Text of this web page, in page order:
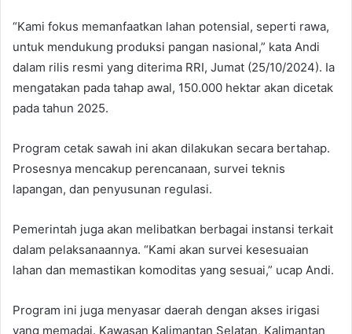
“Kami fokus memanfaatkan lahan potensial, seperti rawa,
untuk mendukung produksi pangan nasional,” kata Andi
dalam rilis resmi yang diterima RRI, Jumat (25/10/2024). Ia
mengatakan pada tahap awal, 150.000 hektar akan dicetak
pada tahun 2025.
Program cetak sawah ini akan dilakukan secara bertahap.
Prosesnya mencakup perencanaan, survei teknis
lapangan, dan penyusunan regulasi.
Pemerintah juga akan melibatkan berbagai instansi terkait
dalam pelaksanaannya. “Kami akan survei kesesuaian
lahan dan memastikan komoditas yang sesuai,” ucap Andi.
Program ini juga menyasar daerah dengan akses irigasi
yang memadai. Kawasan Kalimantan Selatan, Kalimantan